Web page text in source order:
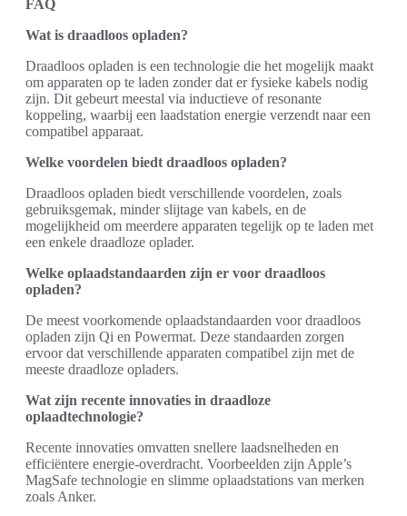
FAQ
Wat is draadloos opladen?
Draadloos opladen is een technologie die het mogelijk maakt
om apparaten op te laden zonder dat er fysieke kabels nodig
zijn. Dit gebeurt meestal via inductieve of resonante
koppeling, waarbij een laadstation energie verzendt naar een
compatibel apparaat.
Welke voordelen biedt draadloos opladen?
Draadloos opladen biedt verschillende voordelen, zoals
gebruiksgemak, minder slijtage van kabels, en de
mogelijkheid om meerdere apparaten tegelijk op te laden met
een enkele draadloze oplader.
Welke oplaadstandaarden zijn er voor draadloos
opladen?
De meest voorkomende oplaadstandaarden voor draadloos
opladen zijn Qi en Powermat. Deze standaarden zorgen
ervoor dat verschillende apparaten compatibel zijn met de
meeste draadloze opladers.
Wat zijn recente innovaties in draadloze
oplaadtechnologie?
Recente innovaties omvatten snellere laadsnelheden en
efficiëntere energie-overdracht. Voorbeelden zijn Apple’s
MagSafe technologie en slimme oplaadstations van merken
zoals Anker.